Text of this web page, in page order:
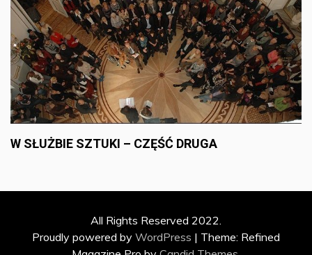
W SŁUŻBIE SZTUKI – CZĘŚĆ DRUGA
All Rights Reserved 2022.
Proudly powered by WordPress | Theme: Refined